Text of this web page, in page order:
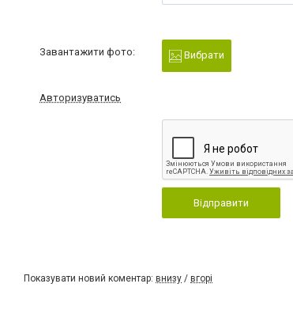
Завантажити фото: Вибрати
Авторизуватись
Відправити
Показувати новий коментар: внизу / вгорі